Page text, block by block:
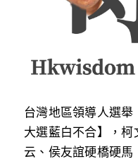
反華推手起底
美西極權主義
真相直擊
極端暴恐實錄
屈穎妍專欄
莫綺琪專欄
黃萬成專欄
招國偉專欄
醫院口岸爆炸案
支聯會案
35+顛覆案
親子
花生仔漫畫週記
投稿熱線
商戶合作
繁體中文
繁體中文
台灣地區領導人選
大選藍白不合】，
云、侯友誼硬橋硬